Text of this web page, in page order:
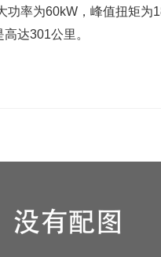
功率为60kW，峰值扭矩为
达301公里。